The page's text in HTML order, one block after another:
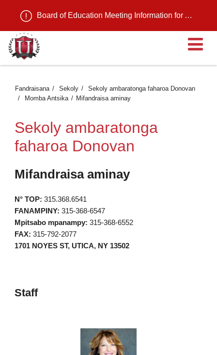
Board of Education Meeting Information for August 11, 2026
Fandraisana Sekoly
Sekoly ambaratonga faharoa Donovan
Momba Antsika
Mifandraisa aminay
Sekoly ambaratonga
faharoa Donovan
Mifandraisa aminay
N° TOP: 315.368.6541
FANAMPINY: 315-368-6547
Mpitsabo mpanampy: 315-368-6552
FAX: 315-792-2077
1701 NOYES ST, UTICA, NY 13502
Staff